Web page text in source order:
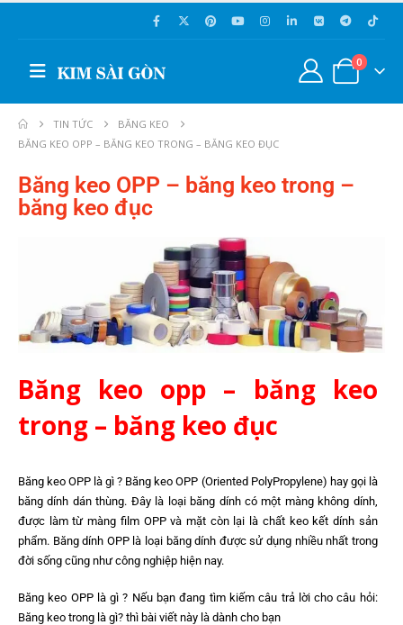
0
TIN TỨC
BĂNG KEO
BĂNG KEO OPP – BĂNG KEO TRONG – BĂNG KEO ĐỤC
Băng keo OPP – băng keo trong –
băng keo đục
Băng keo opp – băng keo
trong – băng keo đục
Băng keo OPP là gì ? Băng keo OPP (Oriented PolyPropylene) hay gọi là
băng dính dán thùng. Đây là loại băng dính có một màng không dính,
được làm từ màng film OPP và mặt còn lại là chất keo kết dính sản
phẩm. Băng dính OPP là loại băng dính được sử dụng nhiều nhất trong
đời sống cũng như công nghiệp hiện nay.
Băng keo OPP là gì ? Nếu bạn đang tìm kiếm câu trả lời cho câu hỏi:
Băng keo trong là gì? thì bài viết này là dành cho bạn